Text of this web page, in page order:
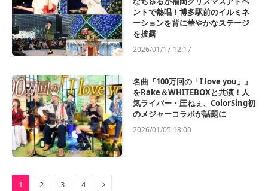
ントで熱唱！博多駅前のイルミネ
ーションを背に華やかなステージ
を披露
2026/01/17 12:17
名曲『100万回の「I love you」』
をRake＆WHITEBOXと共演！人
気ライバー・圧ねぇ、ColorSing初
のメジャーコラボが話題に
2026/01/05 18:00
1 2 3 4 Next